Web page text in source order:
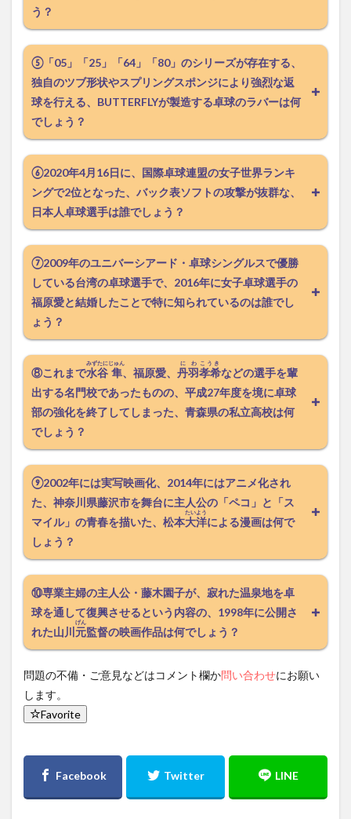
う？
⑤「05」「25」「64」「80」のシリーズが存在する、
独自のツブ形状やスプリングスポンジにより強烈な返
球を行える、BUTTERFLYが製造する卓球のラバーは何
でしょう？
⑥2020年4月16日に、国際卓球連盟の女子世界ランキ
ングで2位となった、バック表ソフトの攻撃が抜群な、
日本人卓球選手は誰でしょう？
⑦2009年のユニバーシアード・卓球シングルスで優勝
している台湾の卓球選手で、2016年に女子卓球選手の
福原愛と結婚したことで特に知られているのは誰でし
ょう？
⑧これまで水谷
みずたに
隼
じゅん
、福原愛、 丹羽
にわ
孝希
こうき
などの選手を輩
出する名門校であったものの、平成27年度を境に卓球
部の強化を終了してしまった、青森県の私立高校は何
でしょう？
⑨2002年には実写映画化、2014年にはアニメ化され
た、神奈川県藤沢市を舞台に主人公の「ペコ」と「ス
マイル」の青春を描いた、松本大洋
たいよう
による漫画は何で
しょう？
⑩専業主婦の主人公・藤木園子が、寂れた温泉地を卓
球を通して復興させるという内容の、1998年に公開さ
れた山川 元
げん
監督の映画作品は何でしょう？
問題の不備・ご意見などはコメント欄か問い合わせにお願い
します。
Favorite